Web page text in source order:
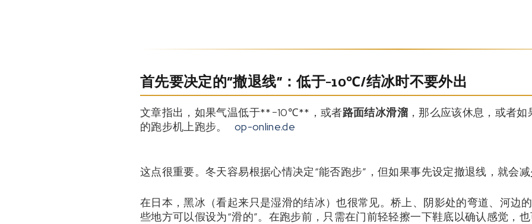
首先要决定的“撤退线”：低于−10℃/结冰时不要外出
文章指出，如果气温低于**−10℃**，或者路面结冰滑溜，那么应该休息，或者
的跑步机上跑步。
op-online.de
这点很重要。冬天容易根据心情决定“能否跑步”，但如果事先设定撤退线，就会减
在日本，黑冰（看起来只是湿滑的结冰）也很常见。桥上、阴影处的弯道、河边
些地方可以假设为“滑的”。在跑步前，只需在门前轻轻擦一下鞋底以确认感觉，也